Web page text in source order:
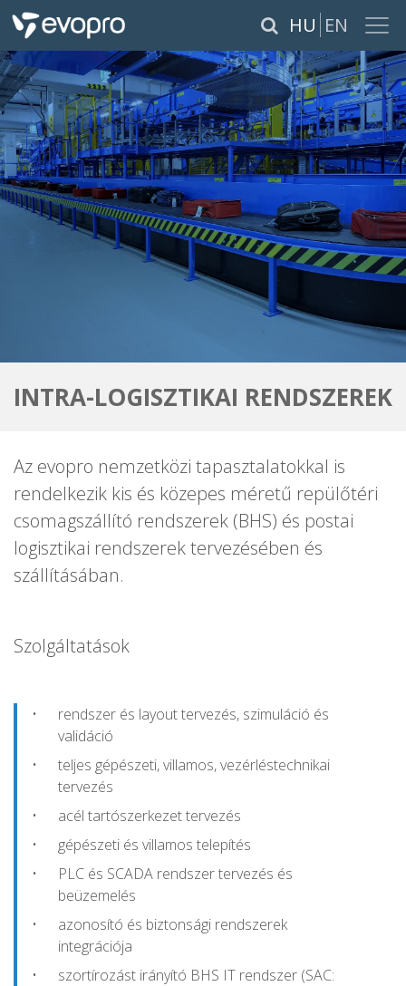
HU EN ×
RÓLUNK
SZOLGÁLTATÁSOK
TERMÉKEK
REFERENCIÁK
INTRA-LOGISZTIKAI RENDSZEREK
Az evopro nemzetközi tapasztalatokkal is
rendelkezik kis és közepes méretű repülőtéri
csomagszállító rendszerek (BHS) és postai
logisztikai rendszerek tervezésében és
szállításában.
Szolgáltatások
rendszer és layout tervezés, szimuláció és
validáció
teljes gépészeti, villamos, vezérléstechnikai
tervezés
acél tartószerkezet tervezés
gépészeti és villamos telepítés
PLC és SCADA rendszer tervezés és
beüzemelés
azonosító és biztonsági rendszerek
integrációja
szortírozást irányító BHS IT rendszer (SAC: